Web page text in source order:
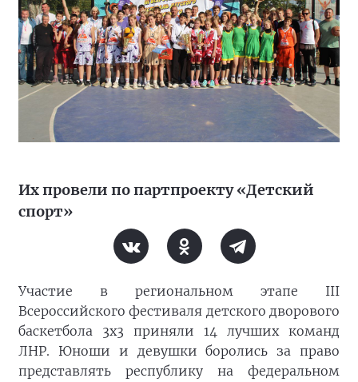
Их провели по партпроекту «Детский
спорт»
Участие в региональном этапе III
Всероссийского фестиваля детского дворового
баскетбола 3x3 приняли 14 лучших команд
ЛНР. Юноши и девушки боролись за право
представлять республику на федеральном